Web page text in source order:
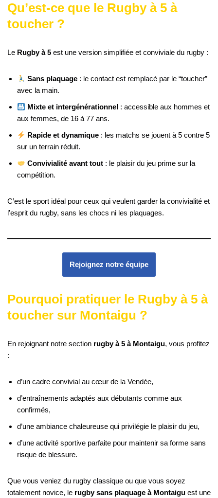
Qu’est-ce que le Rugby à 5 à
toucher ?
Le Rugby à 5 est une version simplifiée et conviviale du rugby :
Sans plaquage : le contact est remplacé par le “toucher”
avec la main.
Mixte et intergénérationnel : accessible aux hommes et
aux femmes, de 16 à 77 ans.
Rapide et dynamique : les matchs se jouent à 5 contre 5
sur un terrain réduit.
Convivialité avant tout : le plaisir du jeu prime sur la
compétition.
C’est le sport idéal pour ceux qui veulent garder la convivialité et
l’esprit du rugby, sans les chocs ni les plaquages.
Rejoignez notre équipe
Pourquoi pratiquer le Rugby à 5 à
toucher sur Montaigu ?
En rejoignant notre section rugby à 5 à Montaigu, vous profitez
:
d’un cadre convivial au cœur de la Vendée,
d’entraînements adaptés aux débutants comme aux
confirmés,
d’une ambiance chaleureuse qui privilégie le plaisir du jeu,
d’une activité sportive parfaite pour maintenir sa forme sans
risque de blessure.
Que vous veniez du rugby classique ou que vous soyez
totalement novice, le rugby sans plaquage à Montaigu est une